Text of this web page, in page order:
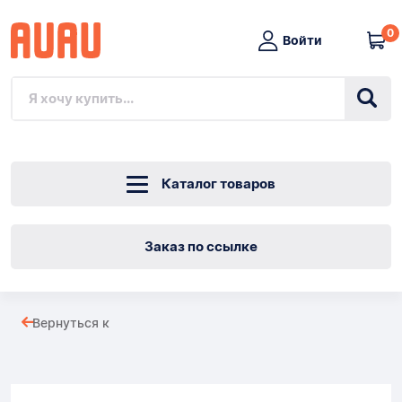
Войти
0
Каталог товаров
Заказ по ссылке
Вернуться к